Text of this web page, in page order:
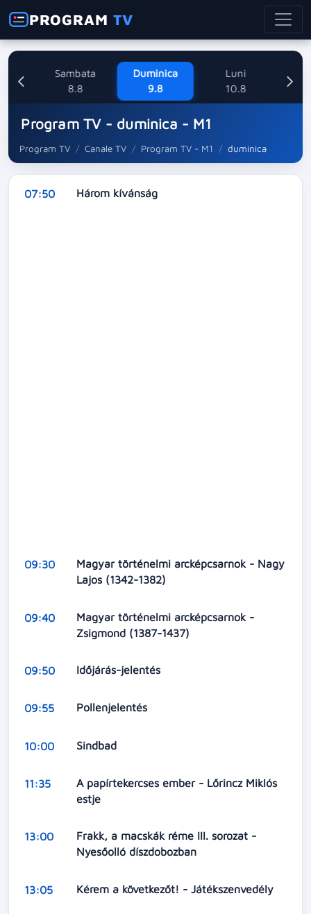
PROGRAMTV
Sambata
8.8
Duminica
9.8
Luni
10.8
Program TV - duminica - M1
Program TV Canale TV Program TV - M1 duminica
07:50 Három kívánság
09:30
Magyar történelmi arcképcsarnok - Nagy
Lajos (1342-1382)
09:40
Magyar történelmi arcképcsarnok -
Zsigmond (1387-1437)
09:50 Időjárás-jelentés
09:55 Pollenjelentés
10:00 Sindbad
11:35
A papírtekercses ember - Lőrincz Miklós
estje
13:00
Frakk, a macskák réme III. sorozat -
Nyesőolló díszdobozban
13:05 Kérem a következőt! - Játékszenvedély